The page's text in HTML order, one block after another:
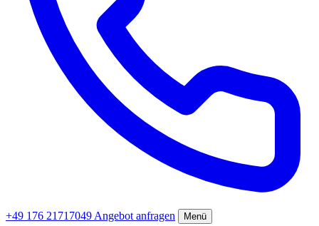
+49 176 21717049 Angebot anfragen Menü